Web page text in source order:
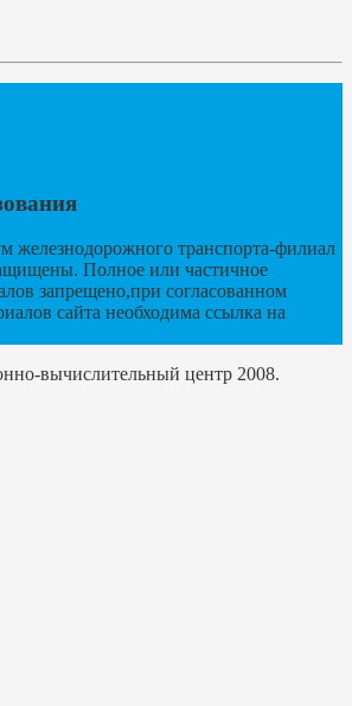
железнодорожного транспорта-филиал
Полное или частичное
запрещено,при согласованном
сайта необходима ссылка на
вычислительный центр 2008.